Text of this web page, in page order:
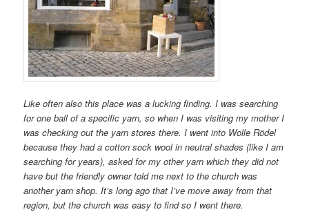
Like often also this place was a lucking finding. I was searching
for one ball of a specific yarn, so when I was visiting my mother I
was checking out the yarn stores there. I went into Wolle Rödel
because they had a cotton sock wool in neutral shades (like I am
searching for years), asked for my other yarn which they did not
have but the friendly owner told me next to the church was
another yarn shop. It’s long ago that I’ve move away from that
region, but the church was easy to find so I went there.